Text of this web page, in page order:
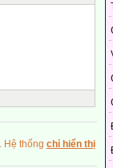
. Hệ thống chỉ hiển thị